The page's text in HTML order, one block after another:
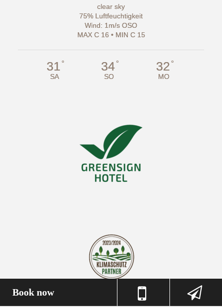
clear sky
75% Luftfeuchtigkeit
Wind: 1m/s OSO
MAX C 16 • MIN C 15
31 °
SA
34°
SO
32 °
MO
Book now